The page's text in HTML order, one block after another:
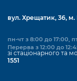
вул. Хрещатик, 36, м.
пн-чт з 8:00 до 17:00,
Перерва з 12:00 до
зі стаціонарного та
1551